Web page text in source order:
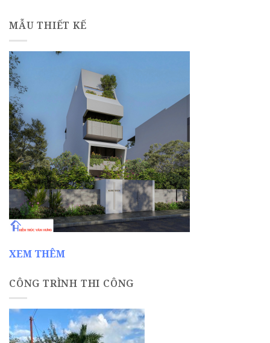
MẪU THIẾT KẾ
XEM THÊM
CÔNG TRÌNH THI CÔNG